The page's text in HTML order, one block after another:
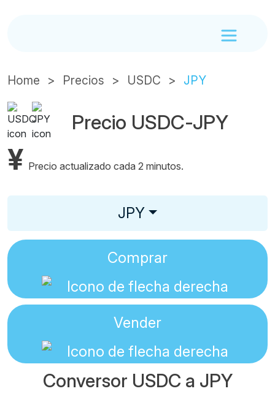
Home Precios USDC JPY
Precio USDC-JPY
¥ Precio actualizado cada 2 minutos.
JPY
Comprar
Vender
Conversor USDC a JPY